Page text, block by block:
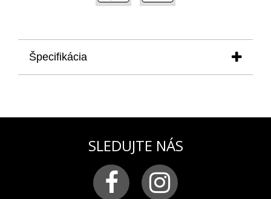
Špecifikácia
farba:žltá
24 mm
: remienok je vhodný na všetky hodinky z
modelovej rady ANCHAR, predovšetkým na model
NH35A-510A522 a NH35A-5105143
SLEDUJTE NÁS